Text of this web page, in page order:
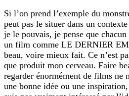
Si l’on prend l’exemple du
peut pas le situer dans un
je le pouvais, je pense que
un film comme LE DERNIER
beau, voire mieux fait. Ce n’est
que produit mon cerveau. Faire
regarder énormément de films ne
une bonne idée ou une